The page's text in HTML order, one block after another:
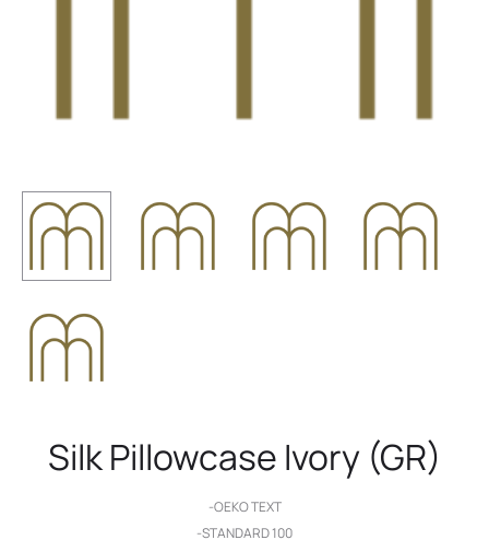
Silk Pillowcase Ivory (GR)
-OEKO TEXT
-STANDARD 100